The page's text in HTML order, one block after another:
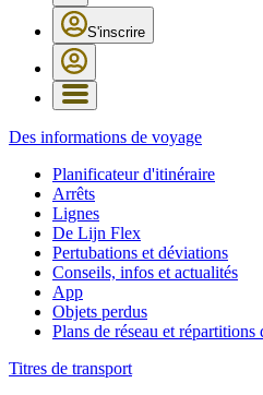
S'inscrire
Des informations de voyage
Planificateur d'itinéraire
Arrêts
Lignes
De Lijn Flex
Pertubations et déviations
Conseils, infos et actualités
App
Objets perdus
Plans de réseau et répartitions
Titres de transport